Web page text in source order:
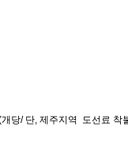
당/ 단, 제주지역 도선료 착